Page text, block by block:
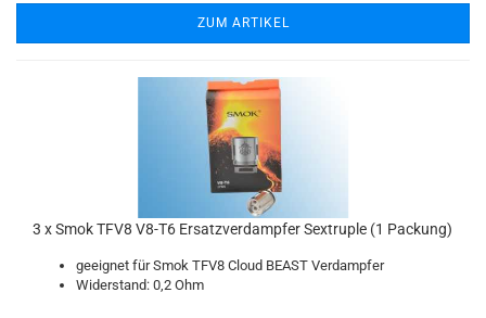
ZUM ARTIKEL
3 x Smok TFV8 V8-T6 Ersatzverdampfer Sextruple (1 Packung)
geeignet für Smok TFV8 Cloud BEAST Verdampfer
Widerstand: 0,2 Ohm